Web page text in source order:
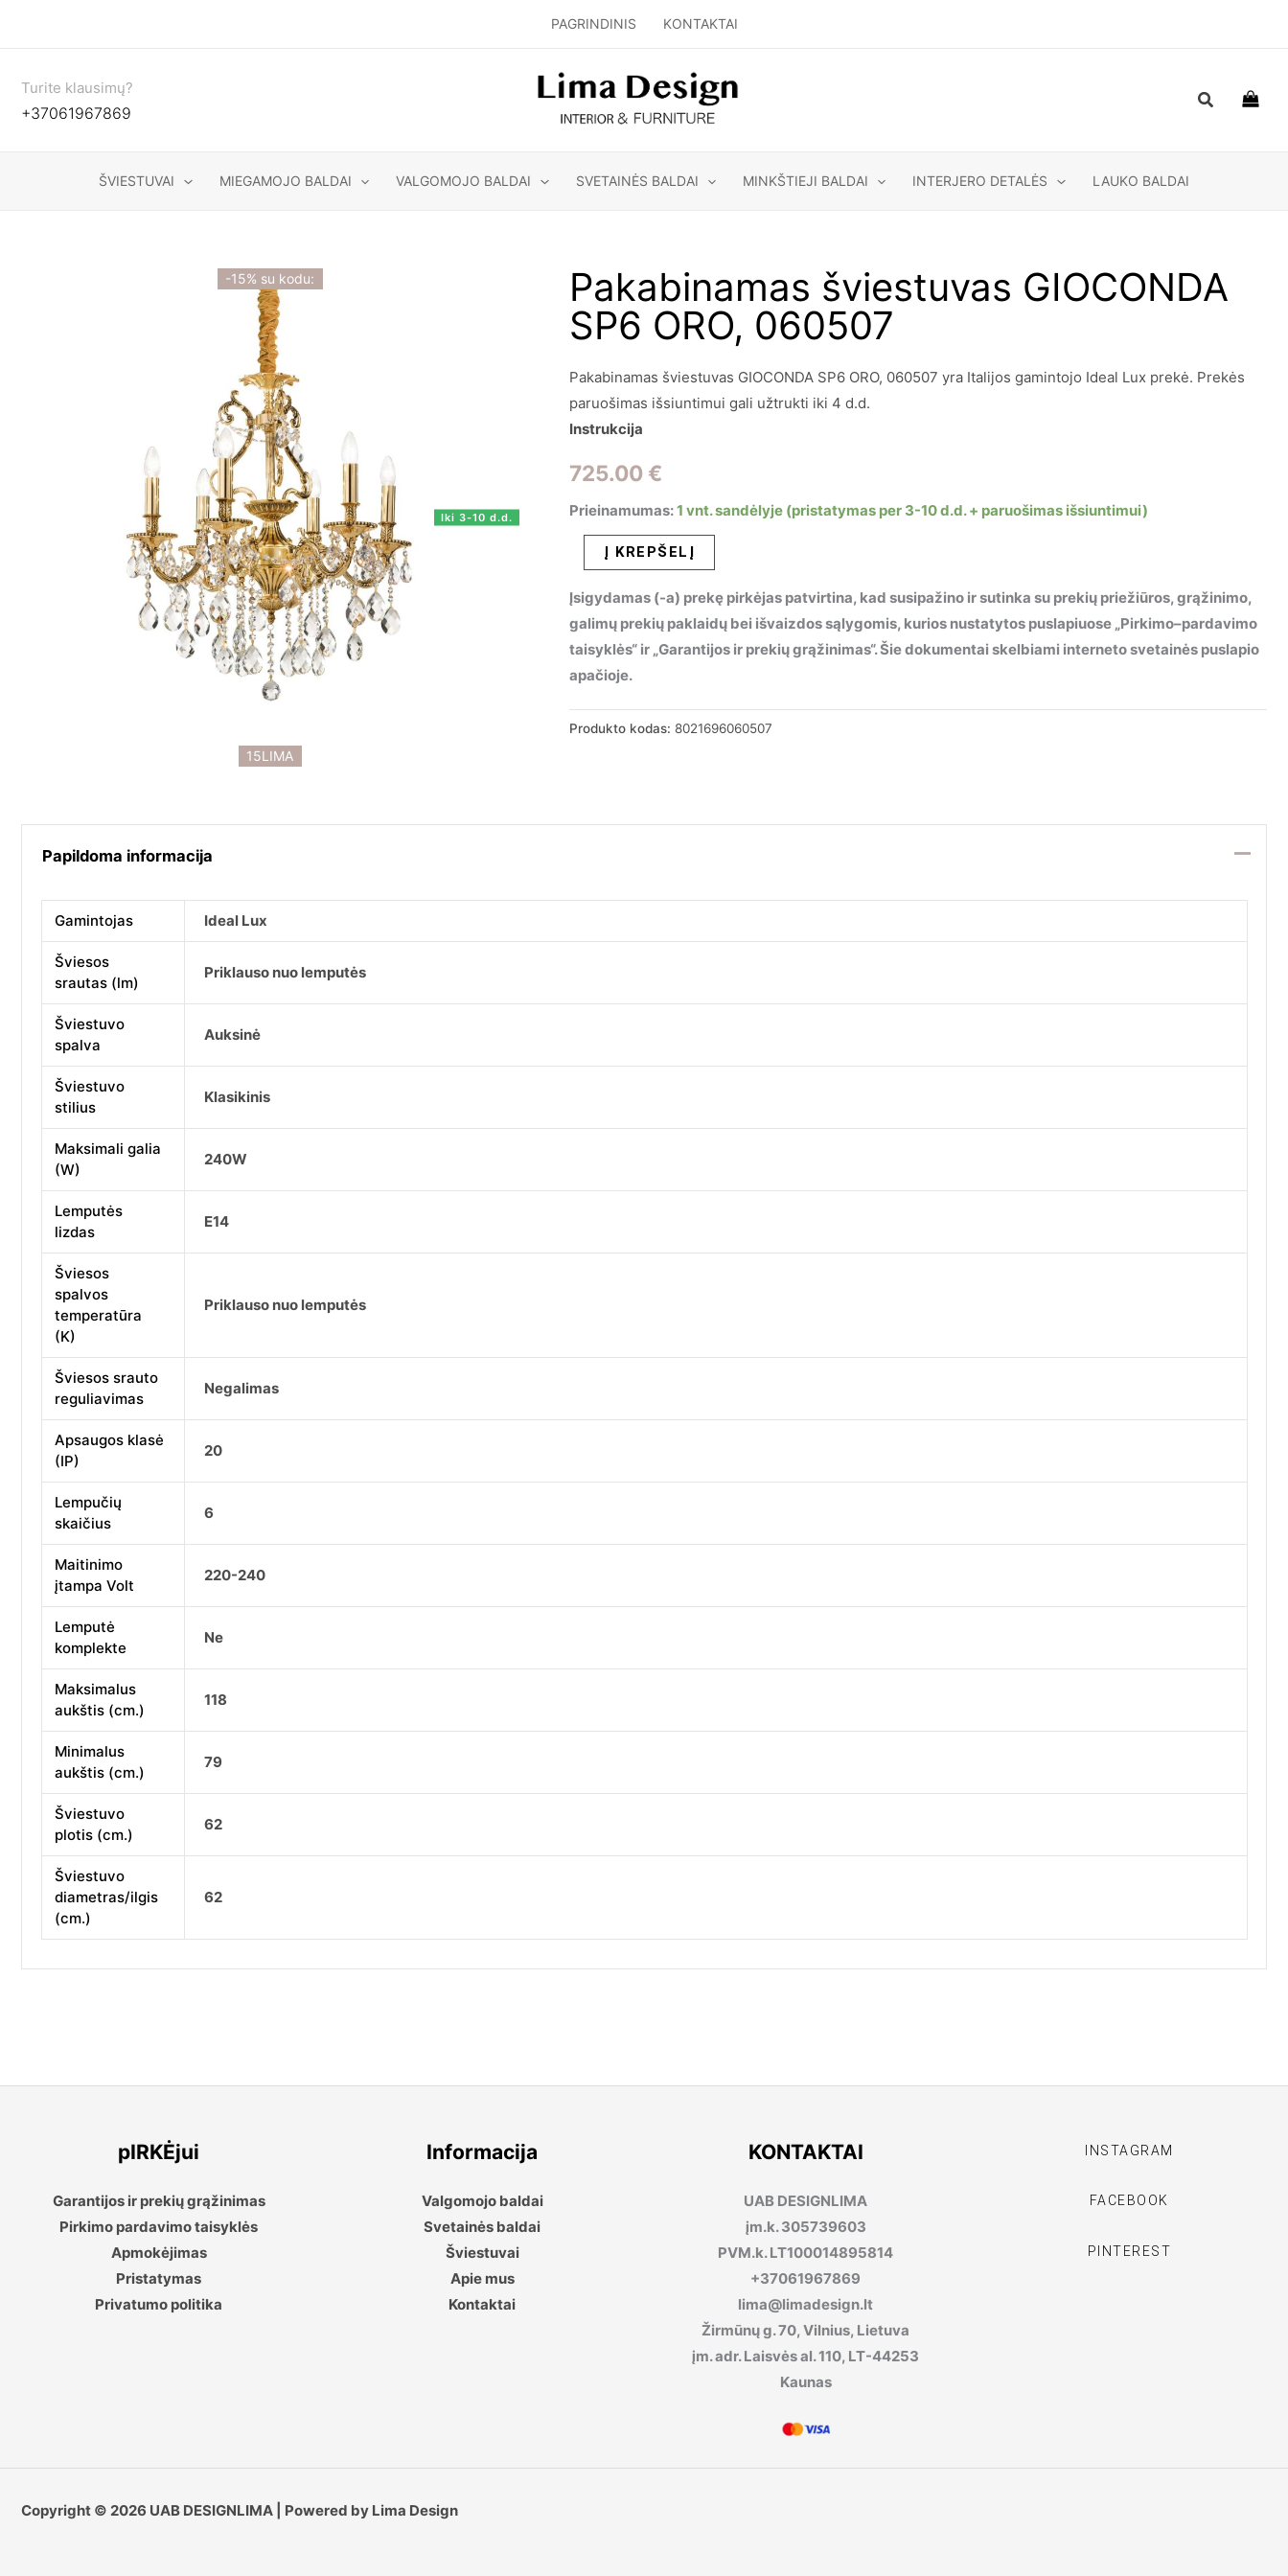
PAGRINDINIS KONTAKTAI
Turite klausimų?
+37061967869
Paieška
ŠVIESTUVAI MIEGAMOJO BALDAI VALGOMOJO BALDAI SVETAINĖS BALDAI MINKŠTIEJI BALDAI INTERJERO DETALĖS LAUKO BALDAI
15LIMA
-15% su kodu:
Iki 3-10 d.d.
Pakabinamas šviestuvas GIOCONDA
SP6 ORO, 060507
Pakabinamas šviestuvas GIOCONDA SP6 ORO, 060507 yra Italijos gamintojo Ideal Lux prekė. Prekės
paruošimas išsiuntimui gali užtrukti iki 4 d.d.
Instrukcija
725.00 €
Prieinamumas:1 vnt. sandėlyje (pristatymas per 3-10 d.d. + paruošimas išsiuntimui)
produkto
kiekis:
Pakabinamas
šviestuvas
GIOCONDA
SP6
060507
Į KREPŠELĮ
Įsigydamas (-a) prekę pirkėjas patvirtina, kad susipažino ir sutinka su prekių priežiūros, grąžinimo,
galimų prekių paklaidų bei išvaizdos sąlygomis, kurios nustatytos puslapiuose „Pirkimo–pardavimo
taisyklės“ ir „Garantijos ir prekių grąžinimas“. Šie dokumentai skelbiami interneto svetainės puslapio
apačioje.
Produkto kodas: 8021696060507
Papildoma informacija
Gamintojas Ideal Lux
Šviesos
srautas (lm)
Priklauso nuo lemputės
Šviestuvo
spalva
Auksinė
Šviestuvo
stilius
Klasikinis
Maksimali galia
(W)
240W
Lemputės
lizdas
E14
Šviesos
spalvos
temperatūra
(K)
Priklauso nuo lemputės
Šviesos srauto
reguliavimas
Negalimas
Apsaugos klasė
(IP)
20
Lempučių
skaičius
6
Maitinimo
įtampa Volt
220-240
Lemputė
komplekte
Ne
Maksimalus
aukštis (cm.)
118
Minimalus
aukštis (cm.)
79
Šviestuvo
plotis (cm.)
62
Šviestuvo
diametras/ilgis
(cm.)
62
pIRKĖjui
Garantijos ir prekių grąžinimas
Pirkimo pardavimo taisyklės
Apmokėjimas
Pristatymas
Privatumo politika
Informacija
Valgomojo baldai
Svetainės baldai
Šviestuvai
Apie mus
Kontaktai
KONTAKTAI
UAB DESIGNLIMA
įm.k. 305739603
PVM.k. LT100014895814
+37061967869
lima@limadesign.lt
Žirmūnų g. 70, Vilnius, Lietuva
įm. adr. Laisvės al. 110, LT-44253
Kaunas
INSTAGRAM
FACEBOOK
PINTEREST
Copyright © 2026 UAB DESIGNLIMA | Powered by Lima Design